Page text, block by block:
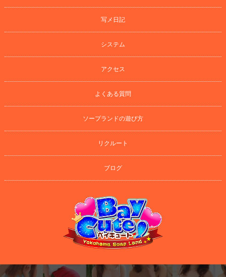
写メ日記
システム
アクセス
よくある質問
ソープランドの遊び方
リクルート
ブログ